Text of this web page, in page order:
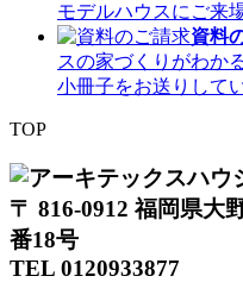
モデルハウスにご来
資料
スの家づくりがわか
小冊子をお送りして
TOP
〒 816-0912 福岡県大
番18号
TEL 0120933877